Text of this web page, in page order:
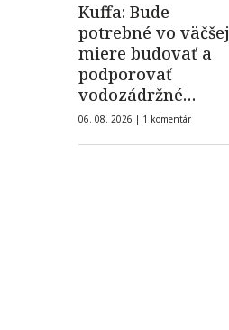
Kuffa: Bude
potrebné vo väčšej
miere budovať a
podporovať
vodozádržné
opatrenia
06. 08. 2026 | 1 komentár